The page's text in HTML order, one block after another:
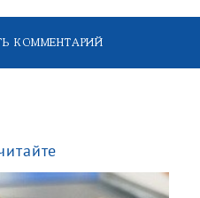
КОММЕНТАРИЙ